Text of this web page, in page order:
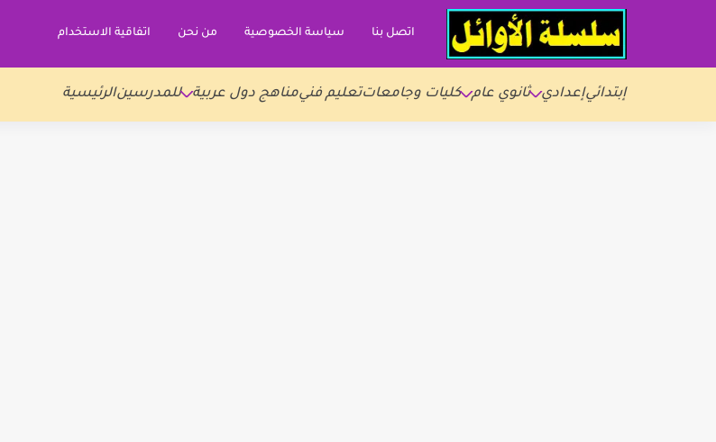
اتصل بنا سياسة الخصوصية من نحن اتفاقية الاستخدام
إبتدائيإعدادي ثانوي عام كليات وجامعاتتعليم فنيمناهج دول عربية للمدرسينالرئيسية